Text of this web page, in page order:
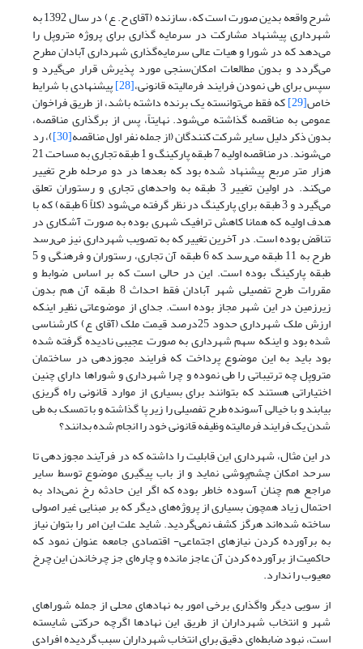
شرح واقعه بدین صورت است که، سازنده (آقای ح. ع) در سال 1392 به
شهرداری پیشنهاد مشارکت در سرمایه گذاری برای پروژه متروپل را
می‌دهد که در شورا و هیات عالی سرمایه‌گذاری شهرداری آبادان مطرح
می‌گردد و بدون مطالعات امکان‌سنجی مورد پذیرش قرار می‌گیرد و
سپس برای طی نمودن فرایند فرمالیته قانونی،[28] پیشنهادی با شرایط
خاص[29] که فقط می‌توانسته یک برنده داشته باشد، از طریق فراخوان
عمومی به مناقصه گذاشته می‌شود. نهایتاً، پس از برگذاری مناقصه،
بدون ذکر دلیل سایر شرکت کنندگان (از جمله نفر اول مناقصه[30] )، رد
می‌شوند. در مناقصه اولیه 7 طبقه پارکینگ و 1 طبقه تجاری به مساحت 21
هزار متر مربع پیشنهاد شده بود که بعدها در دو مرحله طرح تغییر
می‌کند. در اولین تغییر 3 طبقه به واحدهای تجاری و رستوران تعلق
می‌گیرد و 3 طبقه برای پارکینگ در نظر گرفته می‌شود (کلاً 6 طبقه) که با
هدف اولیه که همانا کاهش ترافیک شهری بوده به صورت آشکاری در
تناقض بوده است. در آخرین تغییر که به تصویب شهرداری نیز می‌رسد
طرح به 11 طبقه می‌رسد که 6 طبقه آن تجاری، رستوران و فرهنگی و 5
طبقه پارکینگ بوده است. این در حالی است که بر اساس ضوابط و
مقررات طرح تفصیلی شهر آبادان فقط احداث 8 طبقه آن هم بدون
زیرزمین در این شهر مجاز بوده است. جدای از موضوعاتی نظیر اینکه
ارزش ملک شهرداری حدود 25درصد قیمت ملک (آقای ع) کارشناسی
شده بود و اینکه سهم شهرداری به صورت عجیبی نادیده گرفته شده
بود باید به این موضوع پرداخت که فرایند مجوزدهی در ساختمان
متروپل چه ترتیباتی را طی نموده و چرا شهرداری و شوراها دارای چنین
اختیاراتی هستند که بتوانند برای بسیاری از موارد قانونی راه گریزی
بیابند و با خیالی آسونده طرح تفصیلی را زیر پا گذاشته و با تمسک به طی
شدن یک فرایند فرمالیته وظیفه قانونی خود را انجام شده بدانند؟
در این مثال، شهرداری این قابلیت را داشته که در فرآیند مجوزدهی تا
سرحد امکان چشم‌پوشی نماید و از باب پیگیری موضوع توسط سایر
مراجع هم چنان آسوده‌ خاطر بوده که اگر این حادثه رخ نمی‌داد به
احتمال زیاد همچون بسیاری از پروژه‌های دیگر که بر مبنایی غیر اصولی
ساخته شده‌اند هرگز کشف نمی‌گردید. شاید علت این امر را بتوان نیاز
به برآورده کردن نیازهای اجتماعی- اقتصادی جامعه عنوان نمود که
حاکمیت از برآورده کردن آن عاجز مانده و چاره‌ای جز چرخاندن این چرخ
معیوب را ندارد.
از سویی دیگر واگذاری برخی امور به نهادهای محلی از جمله شوراهای
شهر و انتخاب شهرداران از طریق این نهادها اگرچه حرکتی شایسته
است، نبود ضابطه‌ای دقیق برای انتخاب شهرداران سبب گردیده افرادی